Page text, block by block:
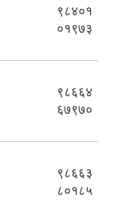
९८४०१
०१९७३
९८६६४
६७९७०
९८६६३
८०१८५